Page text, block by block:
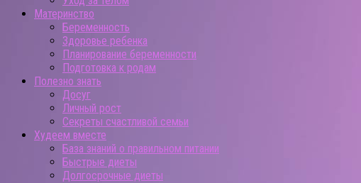
Материнство
Беременность
Здоровье ребенка
Планирование беременности
Подготовка к родам
Полезно знать
Досуг
Личный рост
Секреты счастливой семьи
Худеем вместе
База знаний о правильном питании
Быстрые диеты
Долгосрочные диеты